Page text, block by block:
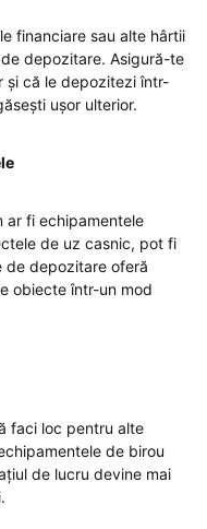
financiare sau alte hârtii
depozitare. Asigură-te
și că le depozitezi într-
ușor ulterior.
ar fi echipamentele
de uz casnic, pot fi
de depozitare oferă
obiecte într-un mod
faci loc pentru alte
de birou
de lucru devine mai